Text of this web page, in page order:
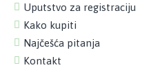
Uputstvo za registraciju
Kako kupiti
Najčešća pitanja
Kontakt